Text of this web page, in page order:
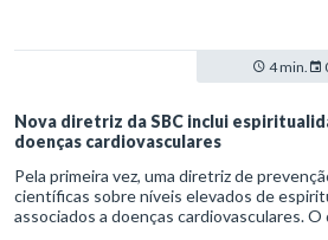
4 min.
Nova diretriz da SBC inclui
doenças cardiovasculares
Pela primeira vez, uma diretriz de
científicas sobre níveis elevados de
associados a doenças cardiovasculares. O